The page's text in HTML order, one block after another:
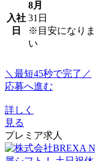
入社
日
8月
31日
※目安になり
い
＼最短45秒で完了／
応募へ進む
詳しく
見る
プレミア求人